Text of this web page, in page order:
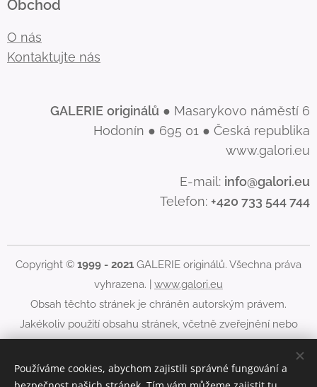
Obchod
O nás
Kontaktujte nás
GALERIE originálů ● Masarykovo náměstí 6
Hodonín ● 695 01 ● Česká republika
www.galori.eu
E-mail: info@galori.eu
Telefon: +420 733 544 744
Copyright © 1999 - 2021 GALERIE originálů. Všechna práva
vyhrazena. | www.galori.eu
Obsah těchto stránek je chráněn autorským právem.
Jakékoliv použití obsahu stránek, včetně zveřejnění nebo
GALERIE originálů zakázáno.
Používáme cookies, abychom zajistili správné fungování a